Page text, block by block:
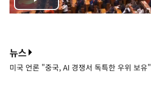
Play
뉴스
미국 언론 "중국, AI 경쟁서 독특한 우위 보유"